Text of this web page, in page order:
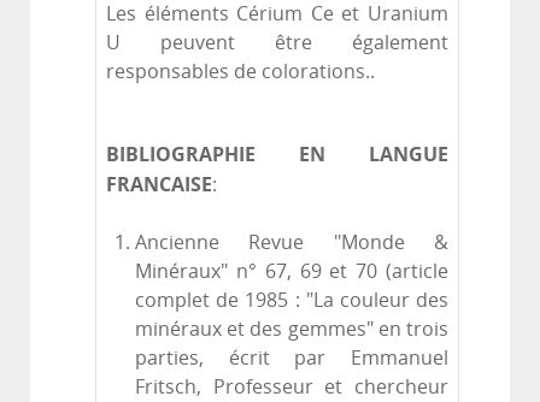
Les éléments Cérium Ce et Uranium
U peuvent être également
responsables de colorations..
BIBLIOGRAPHIE EN LANGUE
FRANCAISE:
Ancienne Revue "Monde &
Minéraux" n° 67, 69 et 70 (article
complet de 1985 : "La couleur des
minéraux et des gemmes" en trois
parties, écrit par Emmanuel
Fritsch, Professeur et chercheur